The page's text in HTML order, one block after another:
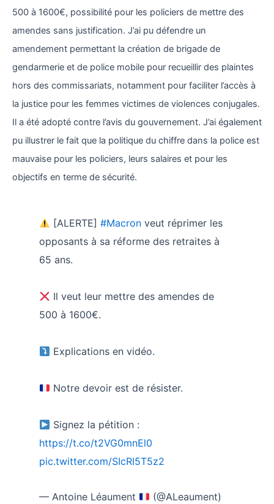
500 à 1600€, possibilité pour les policiers de mettre des
amendes sans justification. J’ai pu défendre un
amendement permettant la création de brigade de
gendarmerie et de police mobile pour recueillir des plaintes
hors des commissariats, notamment pour faciliter l’accès à
la justice pour les femmes victimes de violences conjugales.
Il a été adopté contre l’avis du gouvernement. J’ai également
pu illustrer le fait que la politique du chiffre dans la police est
mauvaise pour les policiers, leurs salaires et pour les
objectifs en terme de sécurité.
[ALERTE]#Macron veut réprimer les
opposants à sa réforme des retraites à
65 ans.
Il veut leur mettre des amendes de
500 à 1600€.
Explications en vidéo.
Notre devoir est de résister.
Signez la pétition :
https://t.co/t2VG0mnEl0
pic.twitter.com/SIcRI5T5z2
— Antoine Léaument
(@ALeaument)